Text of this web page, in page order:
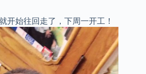
开始往回走了，下周一开工！